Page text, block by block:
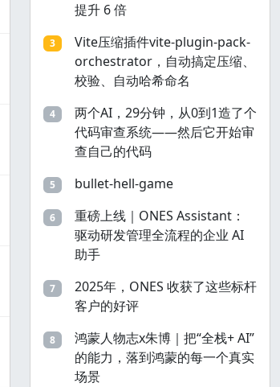
提升 6 倍
3
Vite压缩插件vite-plugin-pack-
orchestrator，自动搞定压缩、
校验、自动哈希命名
4
两个AI，29分钟，从0到1造了个
代码审查系统——然后它开始审
查自己的代码
5 bullet-hell-game
6
重磅上线｜ONES Assistant：
驱动研发管理全流程的企业 AI
助手
7
2025年，ONES 收获了这些标杆
客户的好评
8
鸿蒙人物志x朱博｜把“全栈+ AI”
的能力，落到鸿蒙的每一个真实
场景